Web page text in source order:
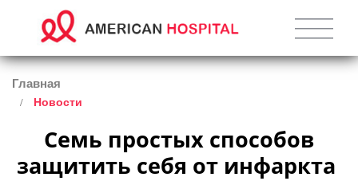
Главная
Новости
защитить себя от инфаркта